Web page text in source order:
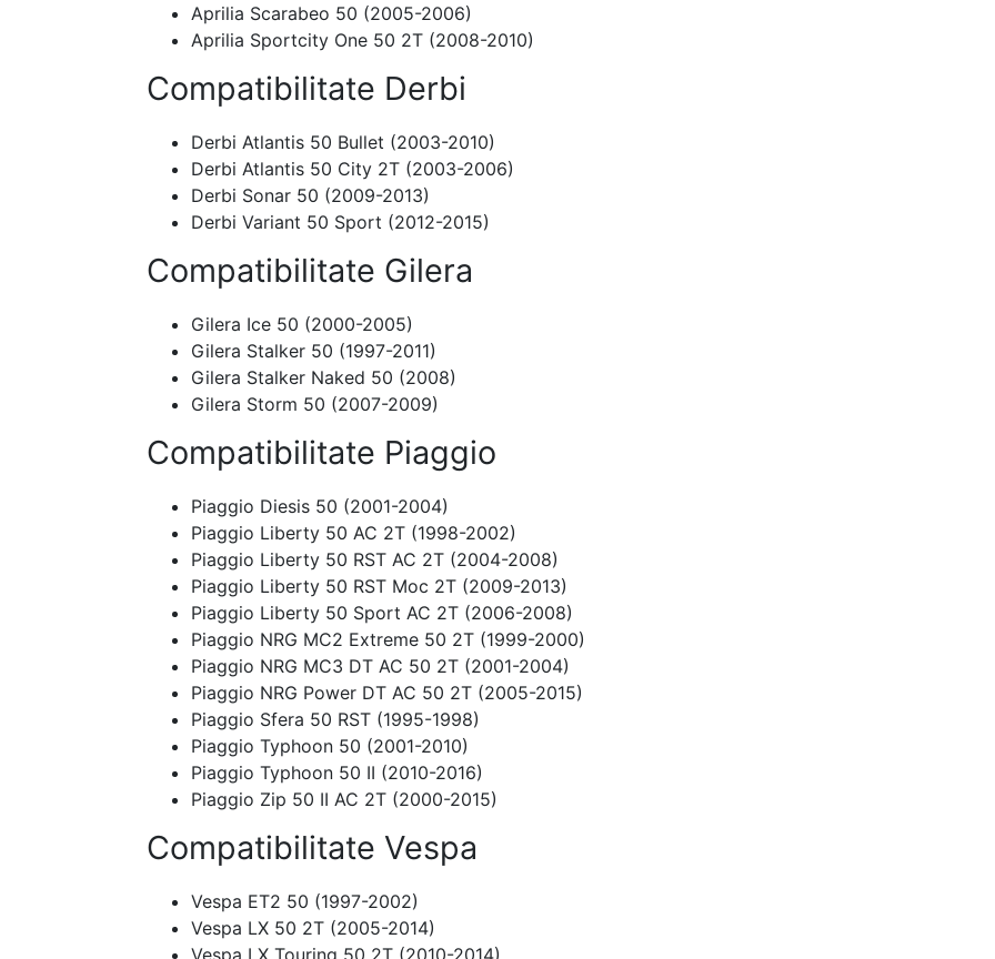
Aprilia Scarabeo 50 (2005-2006)
Aprilia Sportcity One 50 2T (2008-2010)
Compatibilitate Derbi
Derbi Atlantis 50 Bullet (2003-2010)
Derbi Atlantis 50 City 2T (2003-2006)
Derbi Sonar 50 (2009-2013)
Derbi Variant 50 Sport (2012-2015)
Compatibilitate Gilera
Gilera Ice 50 (2000-2005)
Gilera Stalker 50 (1997-2011)
Gilera Stalker Naked 50 (2008)
Gilera Storm 50 (2007-2009)
Compatibilitate Piaggio
Piaggio Diesis 50 (2001-2004)
Piaggio Liberty 50 AC 2T (1998-2002)
Piaggio Liberty 50 RST AC 2T (2004-2008)
Piaggio Liberty 50 RST Moc 2T (2009-2013)
Piaggio Liberty 50 Sport AC 2T (2006-2008)
Piaggio NRG MC2 Extreme 50 2T (1999-2000)
Piaggio NRG MC3 DT AC 50 2T (2001-2004)
Piaggio NRG Power DT AC 50 2T (2005-2015)
Piaggio Sfera 50 RST (1995-1998)
Piaggio Typhoon 50 (2001-2010)
Piaggio Typhoon 50 II (2010-2016)
Piaggio Zip 50 II AC 2T (2000-2015)
Compatibilitate Vespa
Vespa ET2 50 (1997-2002)
Vespa LX 50 2T (2005-2014)